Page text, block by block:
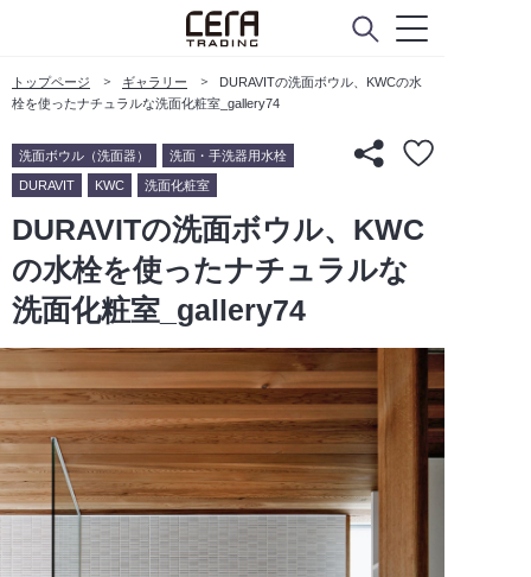
トップページ ギャラリー
DURAVITの洗面ボウル、KWCの水
栓を使ったナチュラルな洗面化粧室_gallery74
洗面ボウル（洗面器） 洗面・手洗器用水栓
DURAVIT KWC 洗面化粧室
DURAVITの洗面ボウル、KWC
の水栓を使ったナチュラルな
洗面化粧室_gallery74